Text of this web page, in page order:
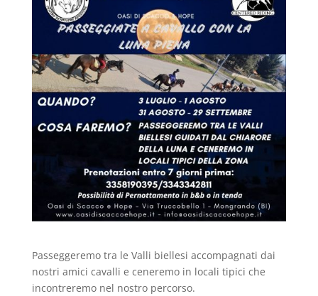
Passeggeremo tra le Valli biellesi accompagnati dai
nostri amici cavalli e ceneremo in locali tipici che
incontreremo nel nostro percorso.